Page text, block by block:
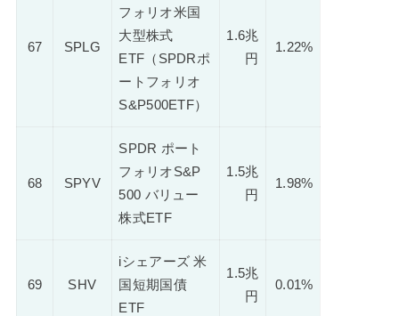
67 SPLG
フォリオ米国
大型株式
ETF（SPDRポ
ートフォリオ
S&P500ETF）
1.6兆
円
1.22%
68 SPYV
SPDR ポート
フォリオS&P
500 バリュー
株式ETF
1.5兆
円
1.98%
69 SHV
iシェアーズ 米
国短期国債
ETF
1.5兆
円
0.01%